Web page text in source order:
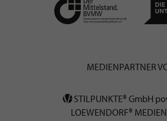
MEDIENPARTNER
STILPUNKTE® GmbH
LOEWENDORF®